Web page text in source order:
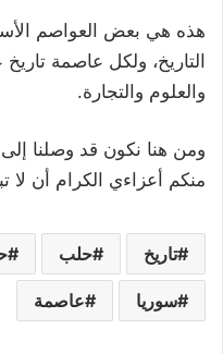
هذه هي بعض العواصم
التاريخ، ولكل عاصمة
والعلوم والتجارة.
ومن هنا نكون قد وصلنا
منكم أعزاءي الكرام أن لا
تاريخ حلب
سوريا عاصمة